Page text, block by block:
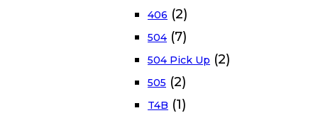
406 (2)
504 (7)
504 Pick Up (2)
505 (2)
T4B (1)